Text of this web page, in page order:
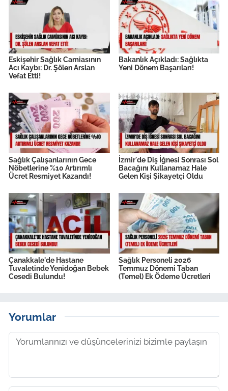
Eskişehir Sağlık Camiasının
Acı Kaybı: Dr. Şölen Arslan
Vefat Etti!
Bakanlık Açıkladı: Sağlıkta
Yeni Dönem Başarıları!
Sağlık Çalışanlarının Gece
Nöbetlerine %10 Artırımlı
Ücret Resmiyet Kazandı!
İzmir'de Diş İğnesi Sonrası Sol
Bacağını Kullanamaz Hale
Gelen Kişi Şikayetçi Oldu
Çanakkale'de Hastane
Tuvaletinde Yenidoğan Bebek
Cesedi Bulundu!
Sağlık Personeli 2026
Temmuz Dönemi Taban
(Temel) Ek Ödeme Ücretleri
Yorumlar